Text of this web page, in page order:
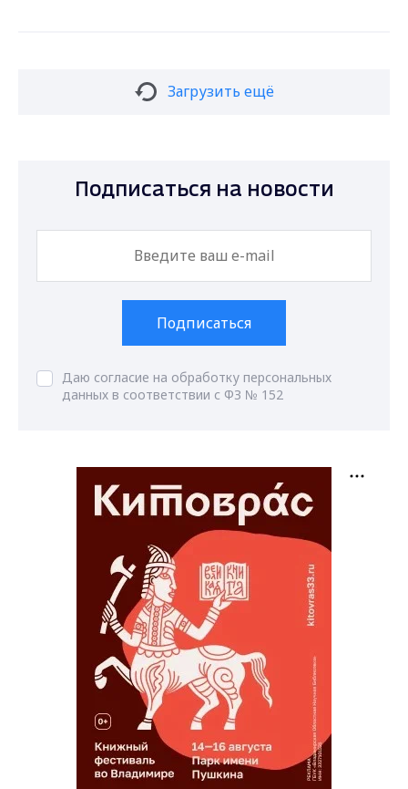
Загрузить ещё
Подписаться на новости
Подписаться
Даю согласие на обработку персональных
данных в соответствии с ФЗ № 152